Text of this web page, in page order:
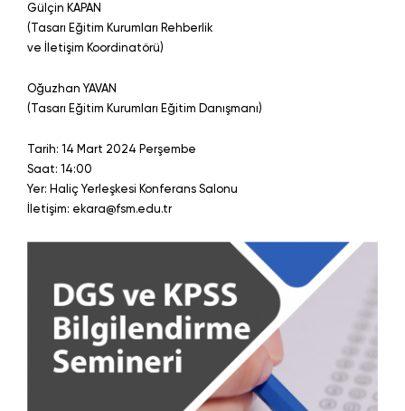
Gülçin KAPAN
(Tasarı Eğitim Kurumları Rehberlik
ve İletişim Koordinatörü)
Oğuzhan YAVAN
(Tasarı Eğitim Kurumları Eğitim Danışmanı)
Tarih: 14 Mart 2024 Perşembe
Saat: 14:00
Yer: Haliç Yerleşkesi Konferans Salonu
İletişim: ekara@fsm.edu.tr